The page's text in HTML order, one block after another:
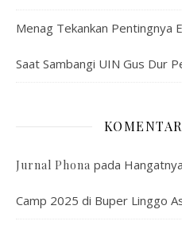
Menag Tekankan Pentingnya
Saat Sambangi UIN Gus Dur
Jurnal Phona pada
Camp 2025 di Buper Linggo